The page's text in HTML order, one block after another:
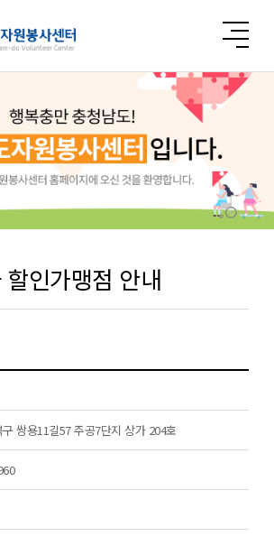
인가맹점 안내
쌍용11길57 주공7단지 상가 204호